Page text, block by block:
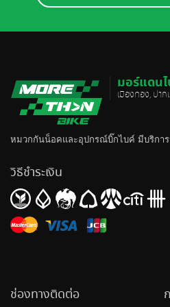
มอร์แดน
เมืองทอง, ปา
หมวกกันน็อคและอุปกรณ์บิ๊กไบค์ มีบริการ
วิธีชำระเงิน
ช่องทางติดต่อ